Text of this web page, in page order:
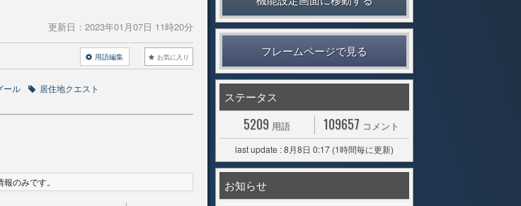
更新日： 2023年01月07日 11時20分
お気に入り
用語編集
ール 居住地クエスト
のみです。
フレームページで見る
ステータス
5209 用語 109657 コメント
last update : 8月8日 0:17 (1時間毎に更新)
お知らせ